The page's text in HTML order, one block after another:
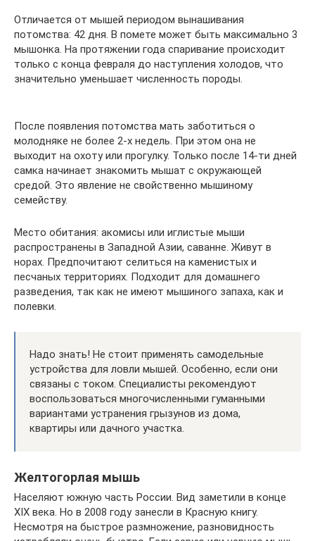
Отличается от мышей периодом вынашивания
потомства: 42 дня. В помете может быть максимально 3
мышонка. На протяжении года спаривание происходит
только с конца февраля до наступления холодов, что
значительно уменьшает численность породы.
После появления потомства мать заботиться о
молодняке не более 2-х недель. При этом она не
выходит на охоту или прогулку. Только после 14-ти дней
самка начинает знакомить мышат с окружающей
средой. Это явление не свойственно мышиному
семейству.
Место обитания: акомисы или иглистые мыши
распространены в Западной Азии, саванне. Живут в
норах. Предпочитают селиться на каменистых и
песчаных территориях. Подходит для домашнего
разведения, так как не имеют мышиного запаха, как и
полевки.
Надо знать! Не стоит применять самодельные
устройства для ловли мышей. Особенно, если они
связаны с током. Специалисты рекомендуют
воспользоваться многочисленными гуманными
вариантами устранения грызунов из дома,
квартиры или дачного участка.
Желтогорлая мышь
Населяют южную часть России. Вид заметили в конце
XIX века. Но в 2008 году занесли в Красную книгу.
Несмотря на быстрое размножение, разновидность